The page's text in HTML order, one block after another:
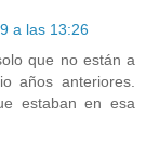
a las 13:26
que no están a
años anteriores.
estaban en esa